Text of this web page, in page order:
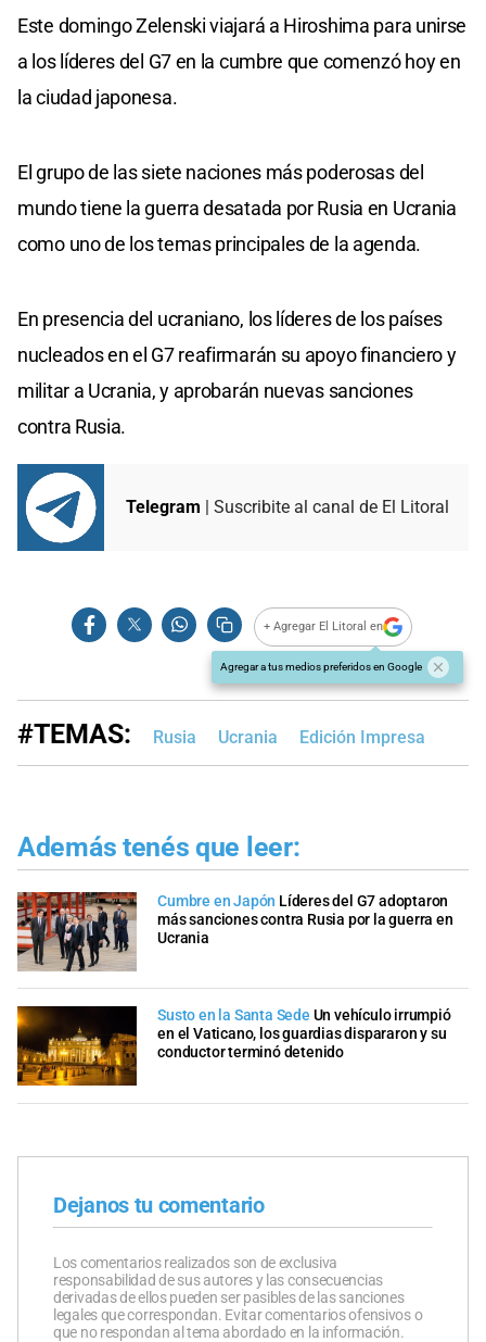
Este domingo Zelenski viajará a Hiroshima para unirse
a los líderes del G7 en la cumbre que comenzó hoy en
la ciudad japonesa.
El grupo de las siete naciones más poderosas del
mundo tiene la guerra desatada por Rusia en Ucrania
como uno de los temas principales de la agenda.
En presencia del ucraniano, los líderes de los países
nucleados en el G7 reafirmarán su apoyo financiero y
militar a Ucrania, y aprobarán nuevas sanciones
contra Rusia.
Telegram | Suscribite al canal de El Litoral
+ Agregar El Litoral en
Agregar a tus medios preferidos en Google
#TEMAS: Rusia Ucrania Edición Impresa
Además tenés que leer:
Cumbre en Japón Líderes del G7 adoptaron
más sanciones contra Rusia por la guerra en
Ucrania
Susto en la Santa Sede Un vehículo irrumpió
en el Vaticano, los guardias dispararon y su
conductor terminó detenido
Dejanos tu comentario
Los comentarios realizados son de exclusiva
responsabilidad de sus autores y las consecuencias
derivadas de ellos pueden ser pasibles de las sanciones
legales que correspondan. Evitar comentarios ofensivos o
que no respondan al tema abordado en la información.